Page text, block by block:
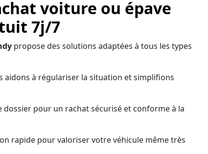
voiture ou épave
7j/7
propose des solutions adaptées à tous les types
aidons à régulariser la situation et simplifions
pour un rachat sécurisé et conforme à la
rapide pour valoriser votre véhicule même très